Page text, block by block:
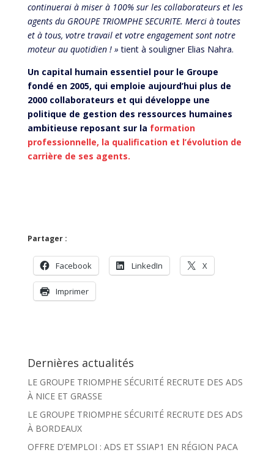
continuerai à miser à 100% sur les collaborateurs et les
agents du GROUPE TRIOMPHE SECURITE. Merci à toutes
et à tous, votre travail et votre engagement sont notre
moteur au quotidien ! »tient à souligner Elias Nahra.
Un capital humain essentiel pour le Groupe
fondé en 2005, qui emploie aujourd’hui plus de
2000 collaborateurs et qui développe une
politique de gestion des ressources humaines
ambitieuse reposant sur la formation
professionnelle, la qualification et l’évolution de
carrière de ses agents.
Partager :
Facebook LinkedIn X
Imprimer
Dernières actualités
LE GROUPE TRIOMPHE SÉCURITÉ RECRUTE DES ADS
À NICE ET GRASSE
LE GROUPE TRIOMPHE SÉCURITÉ RECRUTE DES ADS
À BORDEAUX
OFFRE D’EMPLOI : ADS ET SSIAP1 EN RÉGION PACA